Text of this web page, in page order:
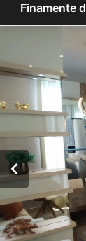
Finamente